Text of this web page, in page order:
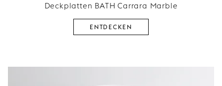
Deckplatten BATH Carrara Marble
ENTDECKEN